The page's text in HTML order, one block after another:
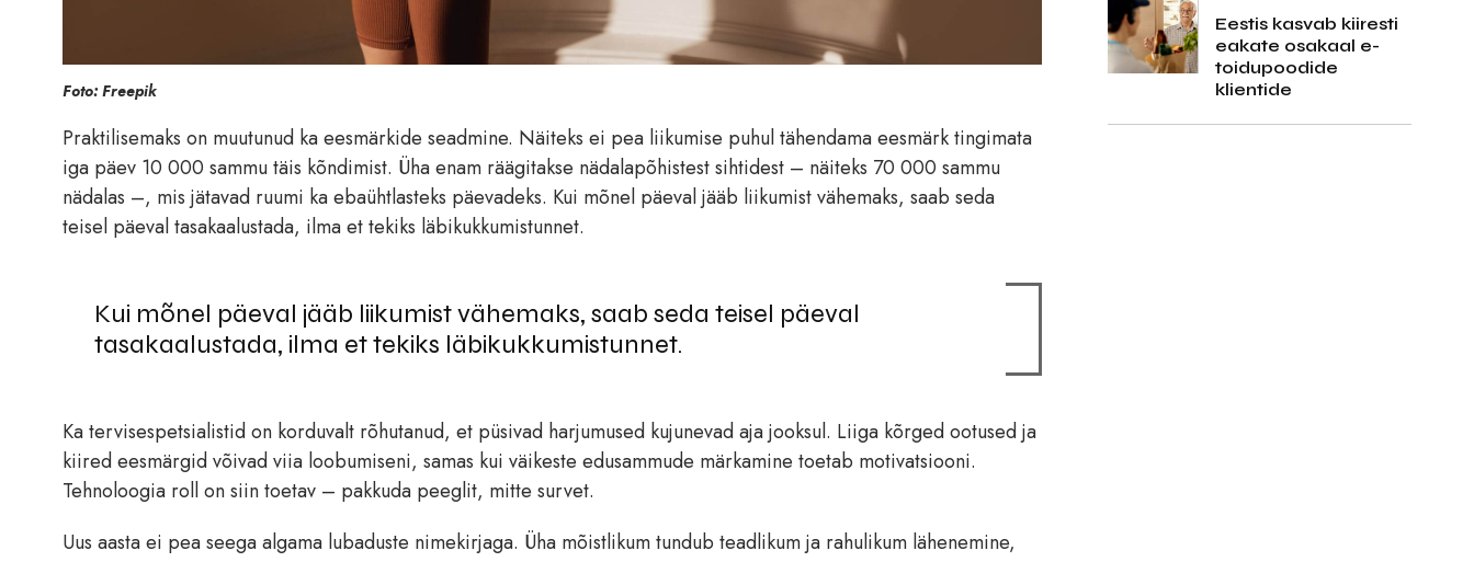
Foto: Freepik
Praktilisemaks on muutunud ka eesmärkide seadmine. Näiteks ei pea liikumise puhul tähendama eesmärk tingimata
iga päev 10 000 sammu täis kõndimist. Üha enam räägitakse nädalapõhistest sihtidest – näiteks 70 000 sammu
nädalas –, mis jätavad ruumi ka ebaühtlasteks päevadeks. Kui mõnel päeval jääb liikumist vähemaks, saab seda
teisel päeval tasakaalustada, ilma et tekiks läbikukkumistunnet.
Kui mõnel päeval jääb liikumist vähemaks, saab seda teisel päeval
tasakaalustada, ilma et tekiks läbikukkumistunnet.
Ka tervisespetsialistid on korduvalt rõhutanud, et püsivad harjumused kujunevad aja jooksul. Liiga kõrged ootused ja
kiired eesmärgid võivad viia loobumiseni, samas kui väikeste edusammude märkamine toetab motivatsiooni.
Tehnoloogia roll on siin toetav – pakkuda peeglit, mitte survet.
Uus aasta ei pea seega algama lubaduste nimekirjaga. Üha mõistlikum tundub teadlikum ja rahulikum lähenemine,
Eestis kasvab kiiresti
eakate osakaal e-
toidupoodide
klientide